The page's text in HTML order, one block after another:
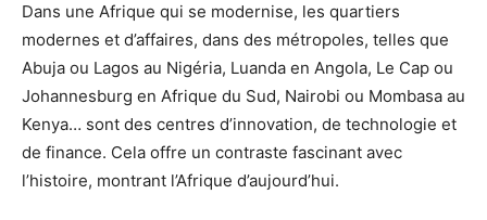
Dans une Afrique qui se modernise, les quartiers
modernes et d’affaires, dans des métropoles, telles que
Abuja ou Lagos au Nigéria, Luanda en Angola, Le Cap ou
Johannesburg en Afrique du Sud, Nairobi ou Mombasa au
Kenya… sont des centres d’innovation, de technologie et
de finance. Cela offre un contraste fascinant avec
l’histoire, montrant l’Afrique d’aujourd’hui.